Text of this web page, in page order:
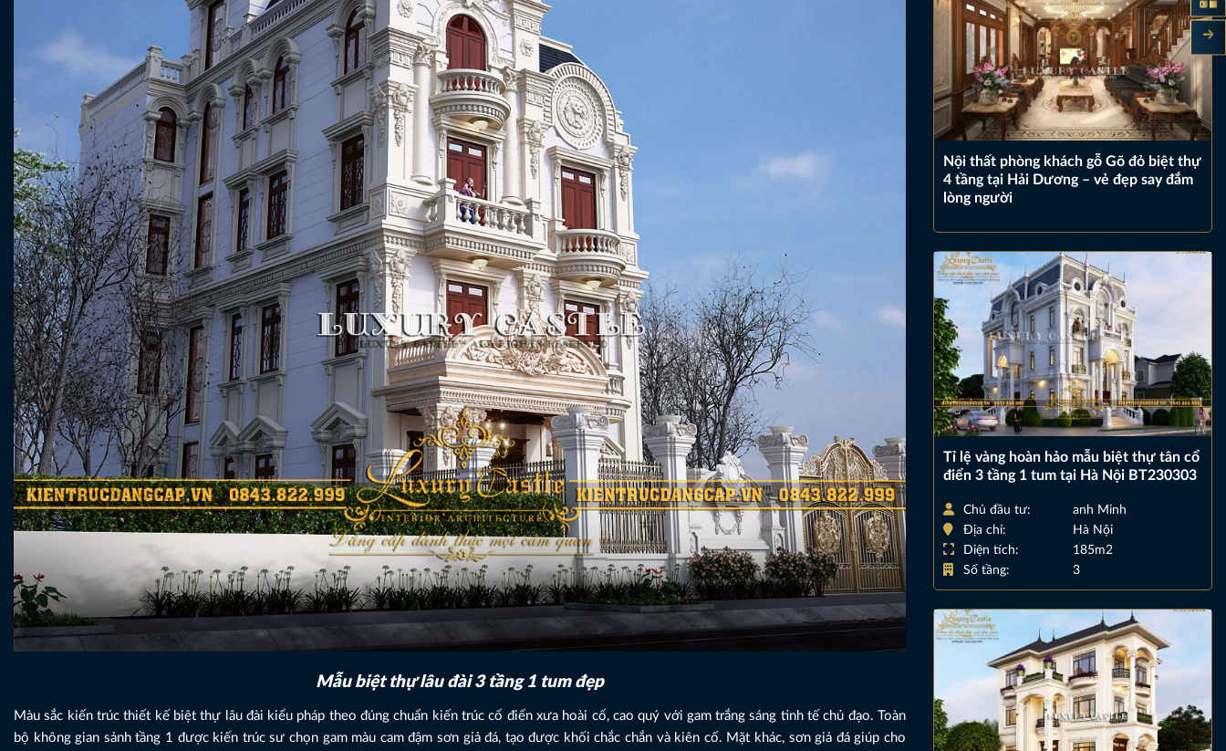
Mẫu biệt thự lâu đài 3 tầng 1 tum đẹp
Màu sắc kiến trúc thiết kế biệt thự lâu đài kiểu pháp theo đúng chuẩn kiến trúc cổ điển xưa hoài cổ, cao quý với gam trắng sáng tinh tế chủ đạo. Toàn
bộ không gian sảnh tầng 1 được kiến trúc sư chọn gam màu cam đậm sơn giả đá, tạo được khối chắc chắn và kiên cố. Mặt khác, sơn giả đá giúp cho
Nội thất phòng khách gỗ Gõ đỏ biệt thự
4 tầng tại Hải Dương – vẻ đẹp say đắm
lòng người
Tỉ lệ vàng hoàn hảo mẫu biệt thự tân cổ
điển 3 tầng 1 tum tại Hà Nội BT230303
Chủ đầu tư:
anh Minh
Địa chỉ:
Hà Nội
Diện tích:
185m2
Số tầng:
3